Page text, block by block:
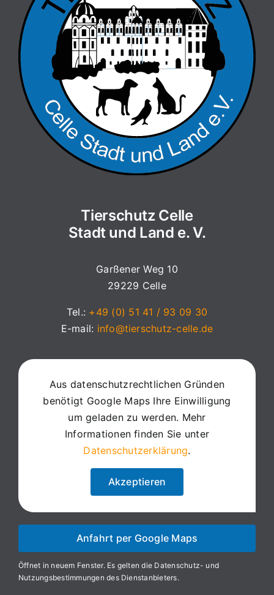
Tierschutz Celle
Stadt und Land e. V.
Garßener Weg 10
29229 Celle
Tel.: +49 (0) 51 41 / 93 09 30
E-mail: info@tierschutz-celle.de
Aus datenschutzrechtlichen Gründen
benötigt Google Maps Ihre Einwilligung
um geladen zu werden. Mehr
Informationen finden Sie unter
Datenschutzerklärung.
Akzeptieren
Anfahrt per Google Maps
Öffnet in neuem Fenster. Es gelten die Datenschutz- und
Nutzungsbestimmungen des Dienstanbieters.